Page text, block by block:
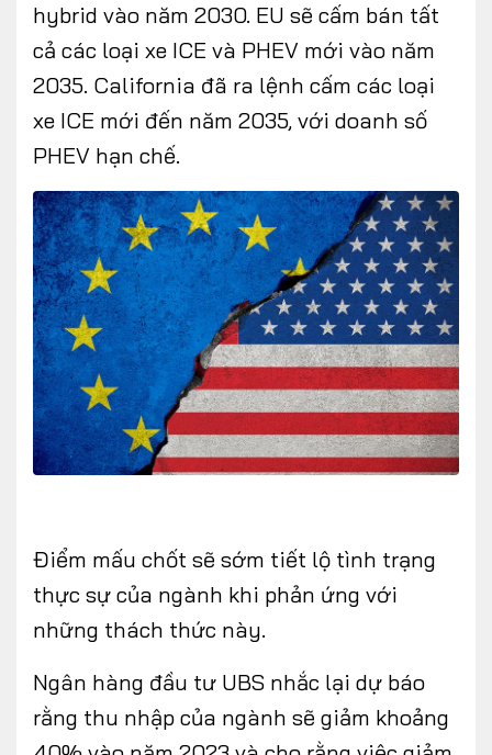
hybrid vào năm 2030. EU sẽ cấm bán tất
cả các loại xe ICE và PHEV mới vào năm
2035. California đã ra lệnh cấm các loại
xe ICE mới đến năm 2035, với doanh số
PHEV hạn chế.
Điểm mấu chốt sẽ sớm tiết lộ tình trạng
thực sự của ngành khi phản ứng với
những thách thức này.
Ngân hàng đầu tư UBS nhắc lại dự báo
rằng thu nhập của ngành sẽ giảm khoảng